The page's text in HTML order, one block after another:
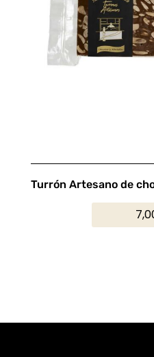
Turrón Artesano de